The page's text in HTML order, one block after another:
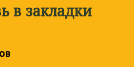
в закладки